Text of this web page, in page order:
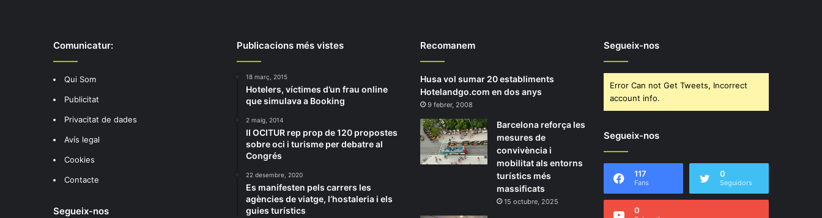
Comunicatur:
Qui Som
Publicitat
Privacitat de dades
Avís legal
Cookies
Contacte
Segueix-nos
Publicacions més vistes
18 març, 2015
Hotelers, víctimes d’un frau online
que simulava a Booking
2 maig, 2014
II OCITUR rep prop de 120 propostes
sobre oci i turisme per debatre al
Congrés
22 desembre, 2020
Es manifesten pels carrers les
agències de viatge, l’hostaleria i els
guies turístics
Recomanem
Husa vol sumar 20 establiments
Hotelandgo.com en dos anys
9 febrer, 2008
Barcelona reforça les
mesures de
convivència i
mobilitat als entorns
turístics més
massificats
15 octubre, 2025
Segueix-nos
Error Can not Get Tweets, Incorrect
account info.
Segueix-nos
117
Fans
0
Seguidors
0